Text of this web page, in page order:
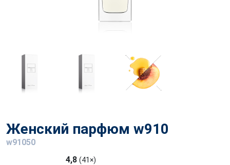
Женский парфюм w910
w91050
4,8 (41×)